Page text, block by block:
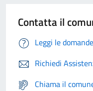
Contatta il
Leggi le
Richiedi
Chiama il